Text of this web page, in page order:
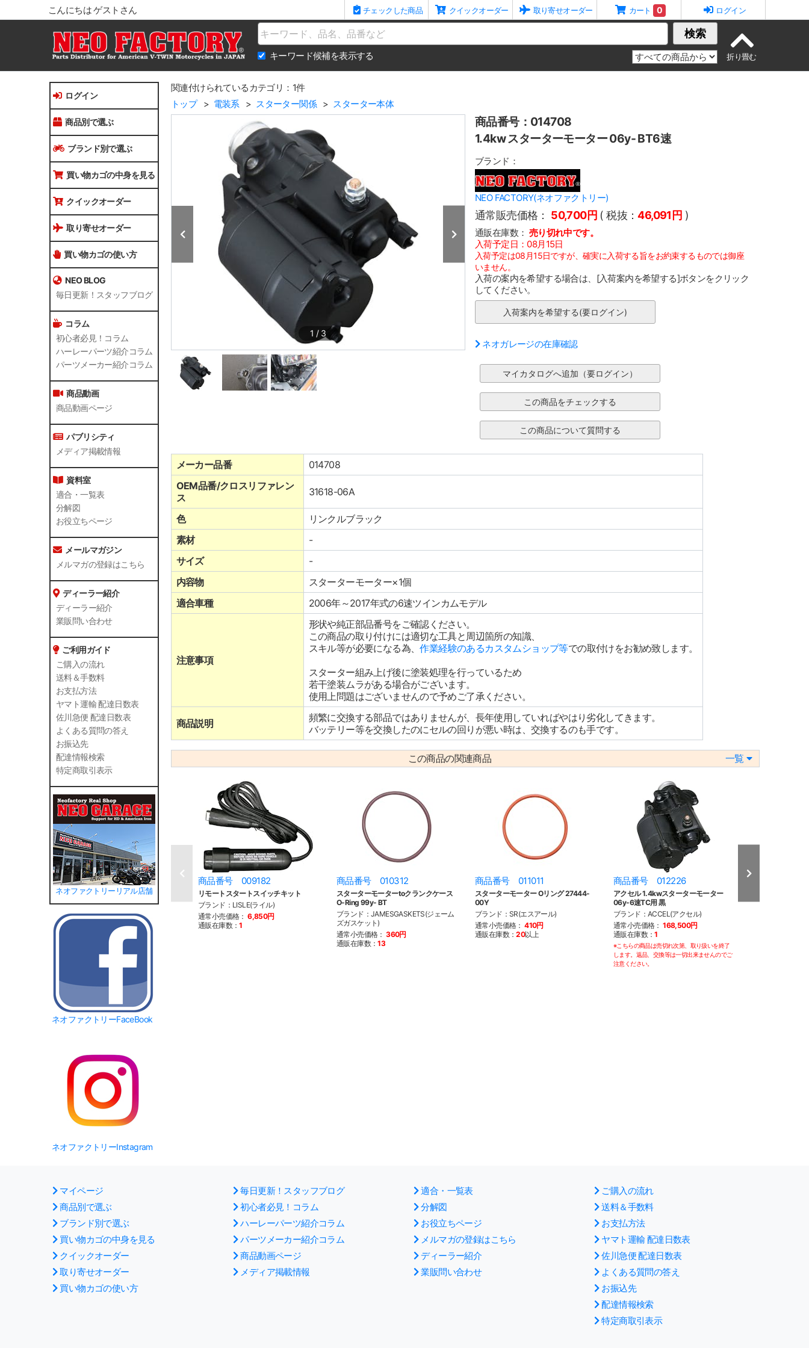
こんにちは ゲストさん チェックした商品 クイックオーダー 取り寄せオーダー カート 0 ログイン
Name 検索
キーワード候補を表示する
ログイン
商品別で選ぶ
ブランド別で選ぶ
買い物カゴの中身を見る
クイックオーダー
取り寄せオーダー
買い物カゴの使い方
NEO BLOG
毎日更新！スタッフブログ
コラム
初心者必見！コラム
ハーレーパーツ紹介コラム
パーツメーカー紹介コラム
商品動画
商品動画ページ
パブリシティ
メディア掲載情報
資料室
適合・一覧表
分解図
お役立ちページ
メールマガジン
メルマガの登録はこちら
ディーラー紹介
ディーラー紹介
業販問い合わせ
ご利用ガイド
ご購入の流れ
送料＆手数料
お支払方法
ヤマト運輸 配達日数表
佐川急便 配達日数表
よくある質問の答え
お振込先
配達情報検索
特定商取引表示
ネオファクトリーリアル店舗
ネオファクトリーFaceBook
ネオファクトリーInstagram
関連付けられているカテゴリ：1件
トップ
電装系 スターター関係 スターター本体
1 / 3
商品番号：014708
1.4kw スターターモーター 06y- BT6速
ブランド：
NEO FACTORY(ネオファクトリー)
通常販売価格： 50,700円 ( 税抜：46,091円 )
通販在庫数： 売り切れ中です。
入荷予定日：08月15日
入荷予定は08月15日ですが、確実に入荷する旨をお約束するものでは御座
いません。
入荷の案内を希望する場合は、[入荷案内を希望する]ボタンをクリック
してください。
ネオガレージの在庫確認
メーカー品番
014708
OEM品番/クロスリファレン
ス
31618-06A
色
リンクルブラック
素材
-
サイズ
-
内容物
スターターモーター×1個
適合車種
2006年～2017年式の6速ツインカムモデル
注意事項
形状や純正部品番号をご確認ください。
この商品の取り付けには適切な工具と周辺箇所の知識、
スキル等が必要になる為、作業経験のあるカスタムショップ等での取付けをお勧め致します。
スターター組み上げ後に塗装処理を行っているため
若干塗装ムラがある場合がございます。
使用上問題はございませんので予めご了承ください。
商品説明
頻繁に交換する部品ではありませんが、長年使用していればやはり劣化してきます。
バッテリー等を交換したのにセルの回りが悪い時は、交換するのも手です。
この商品の関連商品 一覧
商品番号 009182
リモートスタートスイッチキット
ブランド：LISLE(ライル)
通常小売価格： 6,850円
通販在庫数：1
商品番号 010312
スターターモーターtoクランクケース
O-Ring 99y- BT
ブランド：JAMESGASKETS(ジェーム
ズガスケット)
通常小売価格： 360円
通販在庫数：13
商品番号 011011
スターターモーター Oリング 27444-
00Y
ブランド：SR(エスアール)
通常小売価格： 410円
通販在庫数：20以上
商品番号 012226
アクセル 1.4kwスターターモーター
06y-6速TC用 黒
ブランド：ACCEL(アクセル)
通常小売価格： 168,500円
通販在庫数：1
※こちらの商品は売切れ次第、取り扱いを終了
します。返品、交換等は一切出来ませんのでご
注意ください。
06y-6速TC用 ク
マイページ
商品別で選ぶ
ブランド別で選ぶ
買い物カゴの中身を見る
クイックオーダー
取り寄せオーダー
買い物カゴの使い方
毎日更新！スタッフブログ
初心者必見！コラム
ハーレーパーツ紹介コラム
パーツメーカー紹介コラム
商品動画ページ
メディア掲載情報
適合・一覧表
分解図
お役立ちページ
メルマガの登録はこちら
ディーラー紹介
業販問い合わせ
ご購入の流れ
送料＆手数料
お支払方法
ヤマト運輸 配達日数表
佐川急便 配達日数表
よくある質問の答え
お振込先
配達情報検索
特定商取引表示